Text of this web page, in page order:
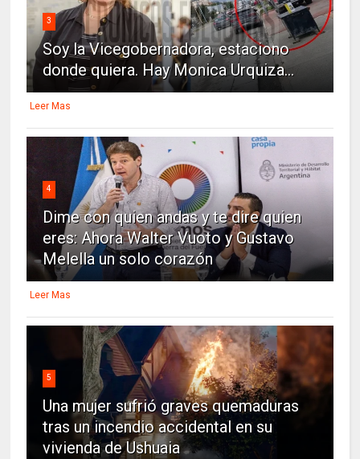
3
Soy la Vicegobernadora, estaciono
donde quiera. Hay Monica Urquiza...
Leer Mas
4
Dime con quien andas y te dire quien
eres: Ahora Walter Vuoto y Gustavo
Melella un solo corazón
Leer Mas
5
Una mujer sufrió graves quemaduras
tras un incendio accidental en su
vivienda de Ushuaia